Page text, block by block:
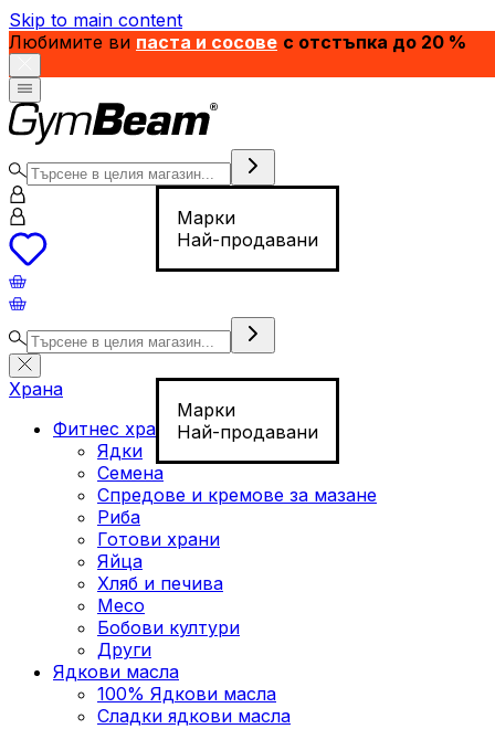
Skip to main content
Любимите ви паста и сосове с отстъпка до 20 %
Марки
Най-продавани
Марки
Най-продавани
Храна
Фитнес храна
Ядки
Семена
Спредове и кремове за мазане
Риба
Готови храни
Яйца
Хляб и печива
Месо
Бобови култури
Други
Ядкови масла
100% Ядкови масла
Сладки ядкови масла